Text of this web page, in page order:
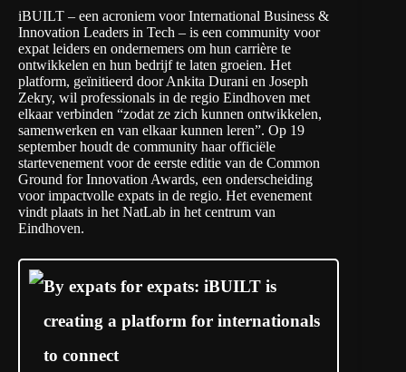
iBUILT – een acroniem voor International Business &
Innovation Leaders in Tech – is een community voor
expat leiders en ondernemers om hun carrière te
ontwikkelen en hun bedrijf te laten groeien. Het
platform, geïnitieerd door Ankita Durani en Joseph
Zekry, wil professionals in de regio Eindhoven met
elkaar verbinden “zodat ze zich kunnen ontwikkelen,
samenwerken en van elkaar kunnen leren”. Op 19
september houdt de community haar officiële
startevenement voor de eerste editie van de Common
Ground for Innovation Awards, een onderscheiding
voor impactvolle expats in de regio. Het evenement
vindt plaats in het NatLab in het centrum van
Eindhoven.
By expats for expats: iBUILT is
creating a platform for internationals
to connect